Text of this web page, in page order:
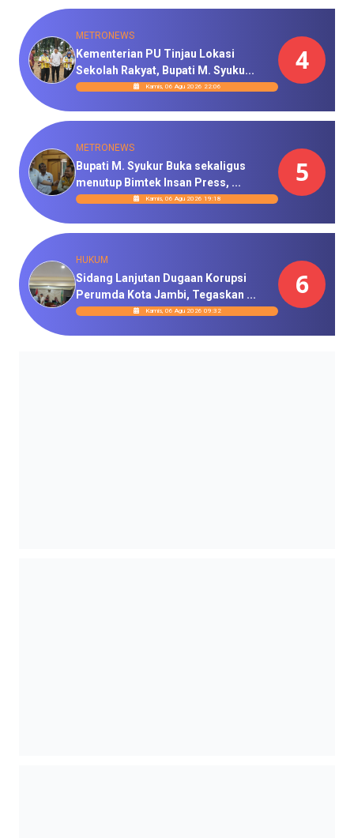
METRONEWS
Kementerian PU Tinjau Lokasi
Sekolah Rakyat, Bupati M. Syuku...
Kamis, 06 Agu 2026 22:06
4
METRONEWS
Bupati M. Syukur Buka sekaligus
menutup Bimtek Insan Press, ...
Kamis, 06 Agu 2026 19:18
5
HUKUM
Sidang Lanjutan Dugaan Korupsi
Perumda Kota Jambi, Tegaskan ...
Kamis, 06 Agu 2026 09:32
6